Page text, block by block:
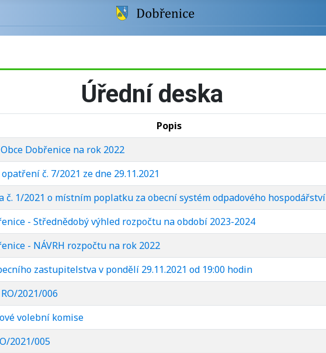
Úřední deska
Popis
Dobřenice na rok 2022
č. 7/2021 ze dne 29.11.2021
č. 1/2021 o místním poplatku za obecní systém odpadového hospodářství
- Střednědobý výhled rozpočtu na období 2023-2024
- NÁVRH rozpočtu na rok 2022
zastupitelstva v pondělí 29.11.2021 od 19:00 hodin
2021/006
volební komise
2021/005